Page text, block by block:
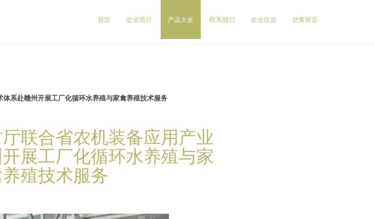
首页 企业简介 产品大全 联系我们 企业信息 访客留言
系赴赣州开展工厂化循环水养殖与家禽养殖技术服务
联合省农机装备应用产业
展工厂化循环水养殖与家
殖技术服务